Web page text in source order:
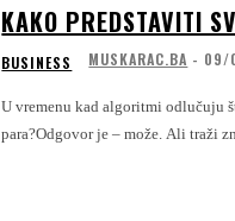
KAKO PREDSTAVITI
BUSINESS MUSKARAC.BA - 09/
U vremenu kad algoritmi odlučuju
para?Odgovor je – može. Ali traži